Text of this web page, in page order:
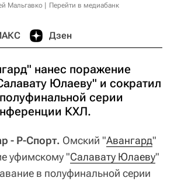
Мальгавко Перейти в медиабанк
Дзен
нанес поражение
Юлаеву" и сократил
серии
КХЛ.
- Р-Спорт. Омский "Авангард"
уфимскому "Салавату Юлаеву"
в полуфинальной серии